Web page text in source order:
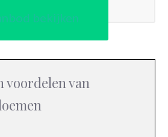
bekijken
voordelen van